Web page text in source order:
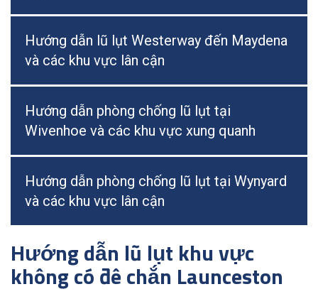
Hướng dẫn lũ lụt Westerway đến Maydena
và các khu vực lân cận
Hướng dẫn phòng chống lũ lụt tại
Wivenhoe và các khu vực xung quanh
Hướng dẫn phòng chống lũ lụt tại Wynyard
và các khu vực lân cận
Hướng dẫn lũ lụt khu vực
không có đê chắn Launceston